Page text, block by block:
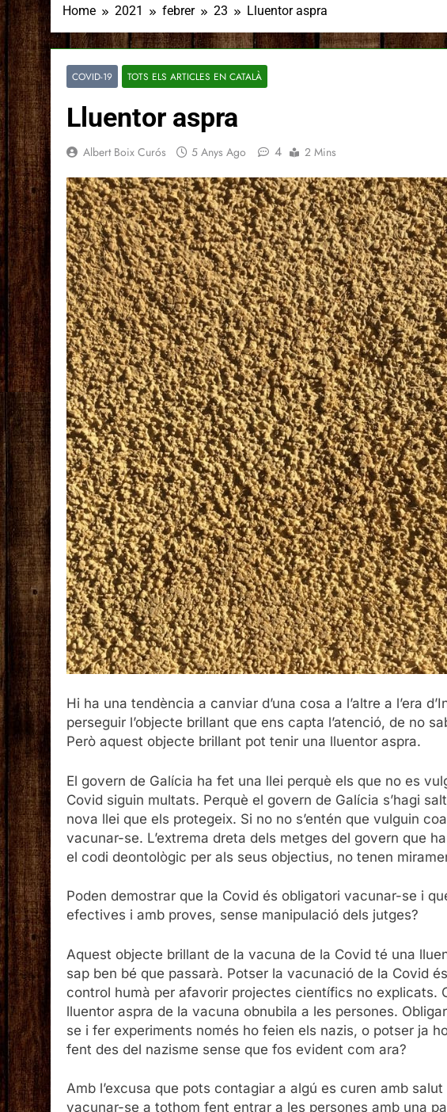
Home 2021 febrer 23 Lluentor aspra
COVID-19 TOTS ELS ARTICLES EN CATALÀ
Lluentor aspra
Albert Boix Curós 5 Anys Ago 4 2 Mins
Hi ha una tendència a canviar d’una cosa a l’altre a l’era
perseguir l’objecte brillant que ens capta l’atenció, de no
Però aquest objecte brillant pot tenir una lluentor aspra.
El govern de Galícia ha fet una llei perquè els que no es
Covid siguin multats. Perquè el govern de Galícia s’hagi
nova llei que els protegeix. Si no no s’entén que vulguin
vacunar-se. L’extrema dreta dels metges del govern que
el codi deontològic per als seus objectius, no tenen
Poden demostrar que la Covid és obligatori vacunar-se i
efectives i amb proves, sense manipulació dels jutges?
Aquest objecte brillant de la vacuna de la Covid té una
sap ben bé que passarà. Potser la vacunació de la Covid
control humà per afavorir projectes científics no explicats.
lluentor aspra de la vacuna obnubila a les persones.
se i fer experiments només ho feien els nazis, o potser ja
fent des del nazisme sense que fos evident com ara?
Amb l’excusa que pots contagiar a algú es curen amb salut
vacunar-se a tothom fent entrar a les persones amb una